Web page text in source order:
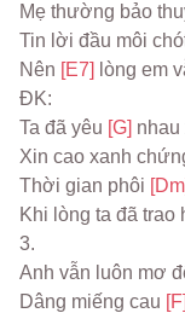
Mẹ thường bảo
Tin lời đầu môi
Nên [E7] lòng em
ĐK:
Ta đã yêu [G] nhau
Xin cao xanh
Thời gian phôi
Khi lòng ta đã trao
3.
Anh vẫn luôn mơ
Dâng miếng cau [F]